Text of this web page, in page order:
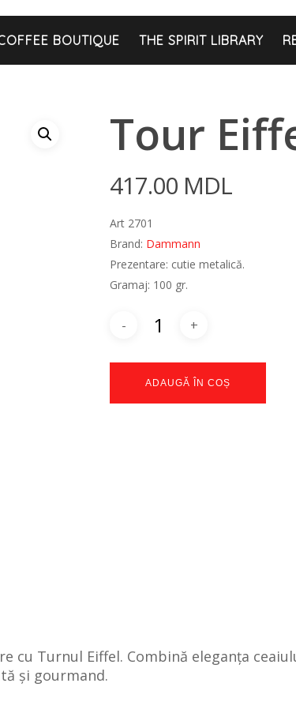
BOUTIQUE THE SPIRIT LIBRARY
Tour
417.00 MDL
Art 2701
Brand: Dammann
Prezentare: cutie metalică.
Gramaj: 100 gr.
ADAUGĂ ÎN COȘ
cu Turnul Eiffel. Combină eleganța
și gourmand.